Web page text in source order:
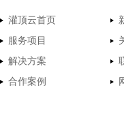
灌顶云首页
服务项目
解决方案
合作案例